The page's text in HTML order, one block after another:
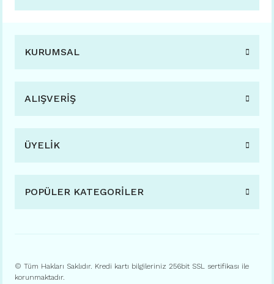
KURUMSAL
ALIŞVERİŞ
ÜYELİK
POPÜLER KATEGORİLER
© Tüm Hakları Saklıdır. Kredi kartı bilgileriniz 256bit SSL sertifikası ile
korunmaktadır.